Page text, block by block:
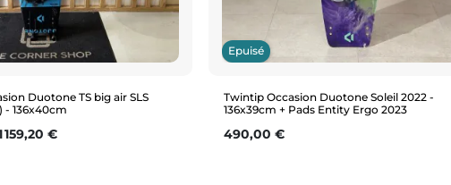
Duotone TS big air SLS
- 136x40cm
159,20 €
Epuisé
Twintip Occasion Duotone Soleil 2022 -
136x39cm + Pads Entity Ergo 2023
Prix
490,00 €